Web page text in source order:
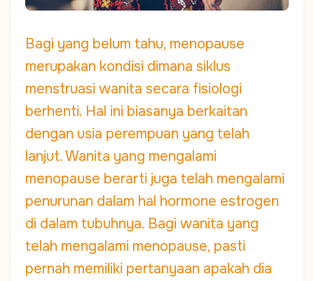
Bagi yang belum tahu, menopause
merupakan kondisi dimana siklus
menstruasi wanita secara fisiologi
berhenti. Hal ini biasanya berkaitan
dengan usia perempuan yang telah
lanjut. Wanita yang mengalami
menopause berarti juga telah mengalami
penurunan dalam hal hormone estrogen
di dalam tubuhnya. Bagi wanita yang
telah mengalami menopause, pasti
pernah memiliki pertanyaan apakah dia